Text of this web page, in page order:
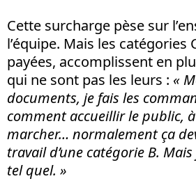
Cette surcharge pèse sur
l’équipe. Mais les catégories
payées, accomplissent en
qui ne sont pas les leurs : «
documents, je fais les
comment accueillir le public,
marcher… normalement ça
travail d’une catégorie B.
tel quel. »